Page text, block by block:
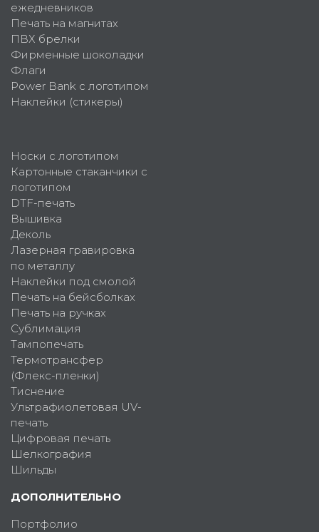
ежедневников
Печать на магнитах
ПВХ брелки
Фирменные шоколадки
Флаги
Power Bank с логотипом
Наклейки (стикеры)
Носки с логотипом
Картонные стаканчики с
логотипом
DTF-печать
Вышивка
Деколь
Лазерная гравировка
по металлу
Наклейки под смолой
Печать на бейсболках
Печать на ручках
Сублимация
Тампопечать
Термотрансфер
(Флекс-пленки)
Тиснение
Ультрафиолетовая UV-
печать
Цифровая печать
Шелкография
Шильды
ДОПОЛНИТЕЛЬНО
Портфолио